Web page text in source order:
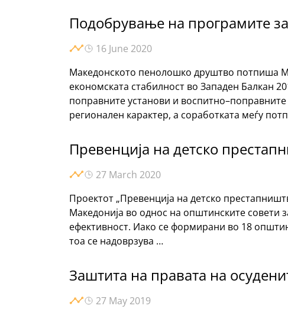
Подобрување на програмите
16 June 2020
Македонското пенолошко друштво потпиша
економската стабилност во Западен Балкан
поправните установи и
регионален карактер, а соработката меѓу
Превенција на детско
27 March 2020
Проектот „Превенција на детско
Македонија во однос на општинските
ефективност. Иако се формирани во 18
тоа се надоврзува …
Заштита на правата на
27 May 2019